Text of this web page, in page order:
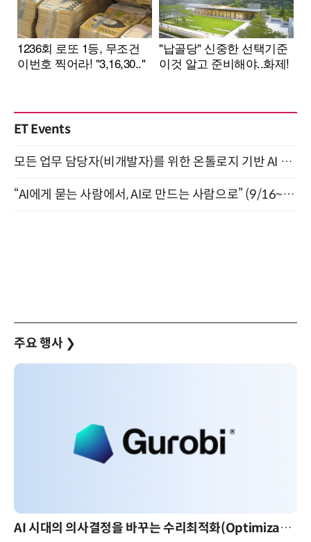
ET Events
모든 업무 담당자(비개발자)를 위한 온톨로지 기반 AI 지식체계 설계 1-day 워크숍 8월 20일 개최
“AI에게 묻는 사람에서, AI로 만드는 사람으로” (9/16~17)
주요 행사 ❯
AI 시대의 의사결정을 바꾸는 수리최적화(Optimization): 실제 산업 적용 사례와 활용 전략